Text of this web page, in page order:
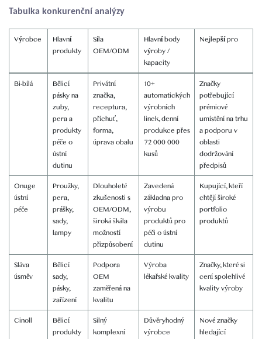
Tabulka konkurenční analýzy
Výrobce
Hlavní
produkty
Síla
OEM/ODM
Hlavní body
výroby /
kapacity
Nejlepší pro
Bi-bílá
Bělicí
pásky na
zuby,
pera a
produkty
péče o
ústní
dutinu
Privátní
značka,
receptura,
příchuť,
forma,
úprava obalu
10+
automatických
výrobních
linek, denní
produkce přes
72 000 000
kusů
Značky
potřebující
prémiové
umístění na trhu
a podporu v
oblasti
dodržování
předpisů
Onuge
ústní
péče
Proužky,
pera,
prášky,
sady,
lampy
Dlouholeté
zkušenosti s
OEM/ODM,
široká škála
možností
přizpůsobení
Zavedená
základna pro
výrobu
produktů pro
péči o ústní
dutinu
Kupující, kteří
chtějí široké
portfolio
produktů
Sláva
úsměv
Bělicí
sady,
pásky,
zařízení
Podpora
OEM
zaměřená na
kvalitu
Výroba
lékařské kvality
Značky, které si
cení spolehlivé
kvality výroby
Cinoll
Bělicí
produkty
Silný
komplexní
Důvěryhodný
výrobce
Nové značky
hledající